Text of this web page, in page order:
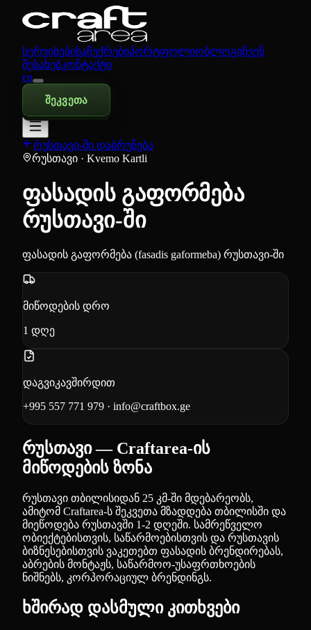
სერვისებისაჩუქრებიპორტფოლიობლოგიჩვენ
შესახებკონტაქტი
en
შეკვეთა
რუსთავი-ში დაბრუნება
რუსთავი · Kvemo Kartli
ფასადის გაფორმება
რუსთავი-ში
ფასადის გაფორმება (fasadis gaformeba) რუსთავი-ში
მიწოდების დრო
1 დღე
დაგვიკავშირდით
+995 557 771 979 · info@craftbox.ge
რუსთავი — Craftarea-ის
მიწოდების ზონა
რუსთავი თბილისიდან 25 კმ-ში მდებარეობს,
ამიტომ Craftarea-ს შეკვეთა მზადდება თბილისში და
მიეწოდება რუსთავში 1-2 დღეში. სამრეწველო
ობიექტებისთვის, საწარმოებისთვის და რუსთავის
ბიზნესებისთვის ვაკეთებთ ფასადის ბრენდირებას,
აბრების მონტაჟს, საწარმოო-უსაფრთხოების
ნიშნებს, კორპორაციულ ბრენდინგს.
ხშირად დასმული კითხვები